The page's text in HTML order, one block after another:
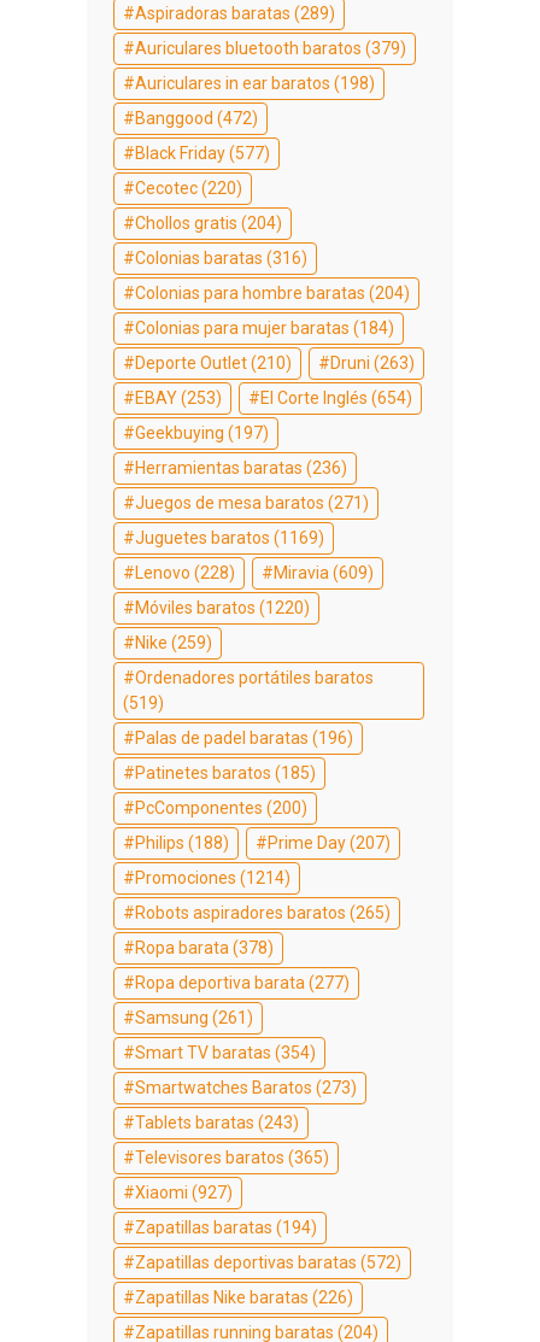
Aspiradoras baratas (289)
Auriculares bluetooth baratos (379)
Auriculares in ear baratos (198)
Banggood (472)
Black Friday(577)
Cecotec(220)
Chollos gratis (204)
Colonias baratas (316)
Colonias para hombre baratas (204)
Colonias para mujer baratas (184)
Deporte Outlet(210) Druni (263)
EBAY(253) El Corte Inglés (654)
Geekbuying (197)
Herramientas baratas (236)
Juegos de mesa baratos (271)
Juguetes baratos (1169)
Lenovo (228) Miravia (609)
Móviles baratos (1220)
Nike (259)
Ordenadores portátiles baratos
(519)
Palas de padel baratas (196)
Patinetes baratos (185)
PcComponentes (200)
Philips (188) Prime Day(207)
Promociones (1214)
Robots aspiradores baratos (265)
Ropa barata (378)
Ropa deportiva barata (277)
Samsung (261)
Smart TV baratas (354)
Smartwatches Baratos (273)
Tablets baratas (243)
Televisores baratos (365)
Xiaomi (927)
Zapatillas baratas (194)
Zapatillas deportivas baratas (572)
Zapatillas Nike baratas (226)
Zapatillas running baratas (204)